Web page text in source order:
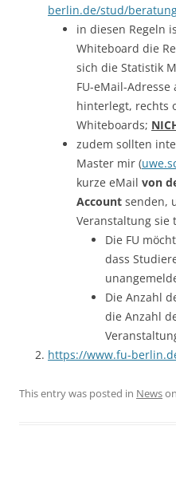
berlin.de/stud/
in diesen Regeln
Whiteboard die
sich die Statistik
FU-eMail-Adresse
hinterlegt, rechts
Whiteboards;
zudem sollten
Master mir (
kurze eMail von
Account senden,
Veranstaltung sie
Die FU
dass
Die Anzahl
die Anzahl
https://www.fu-
This entry was posted in Newson